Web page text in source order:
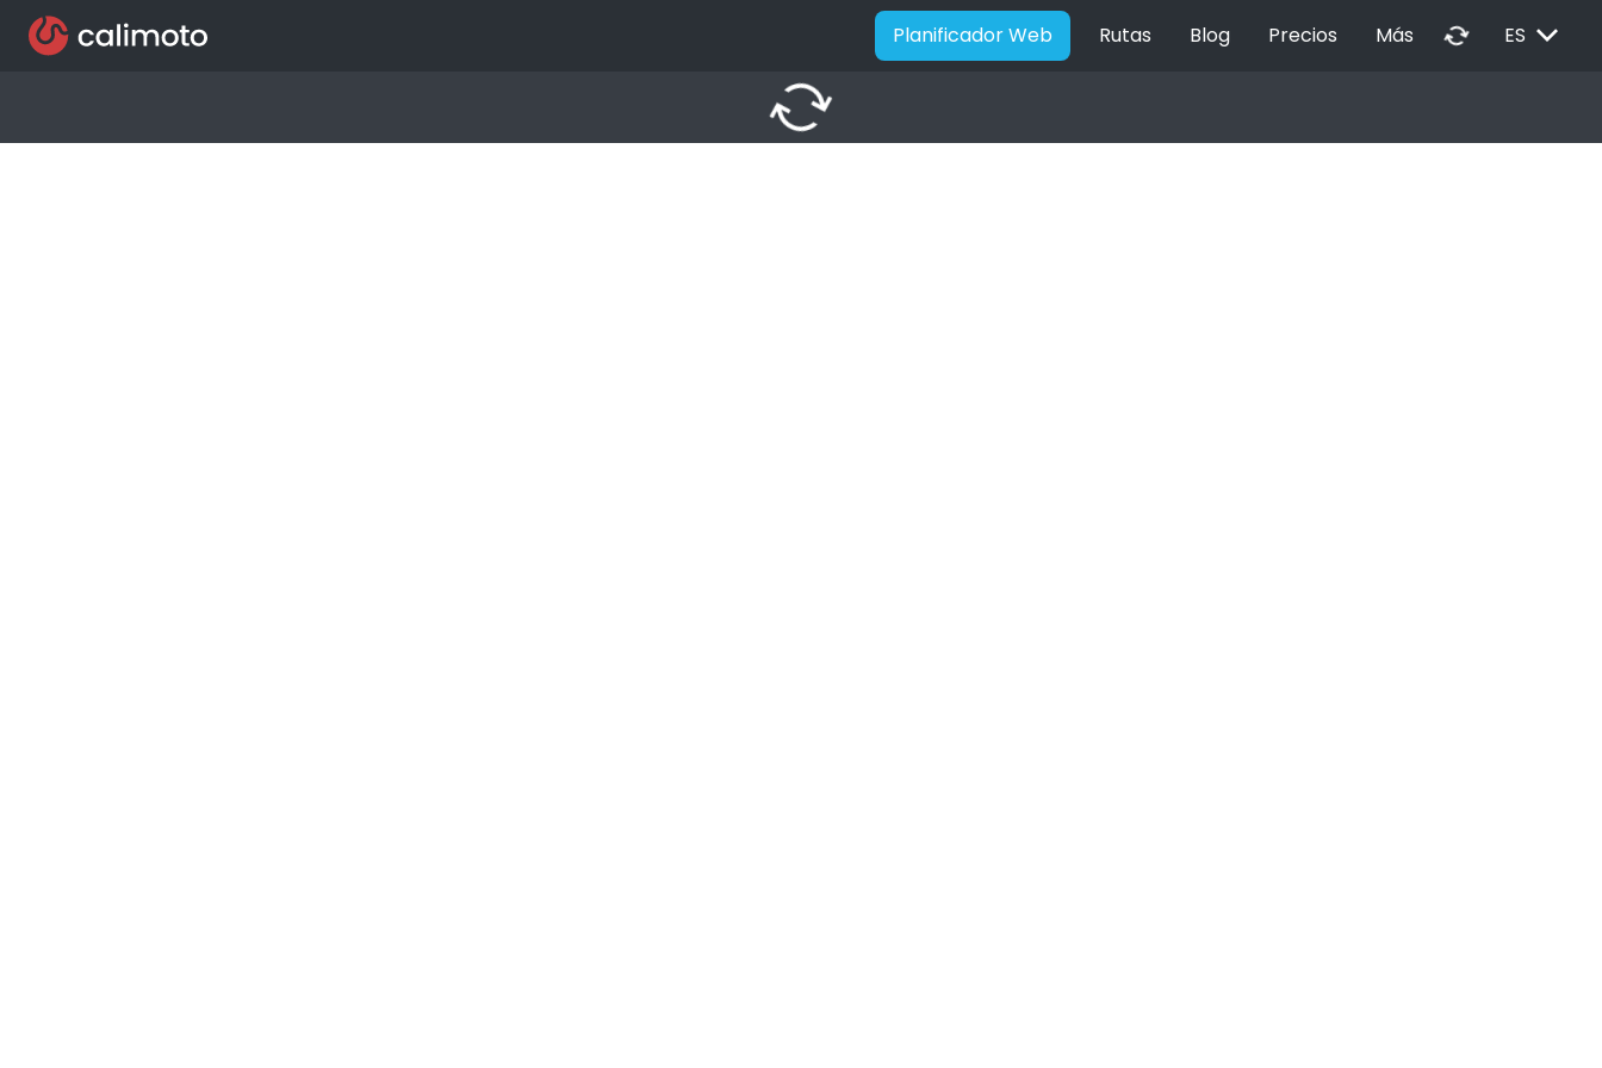
Planificador Web Rutas Blog Precios Más autorenew ES EXPAND_MORE
autorenew